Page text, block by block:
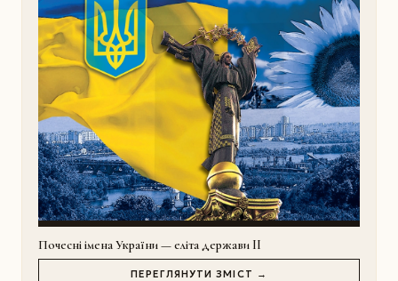
Почесні імена України — еліта держави II
ПЕРЕГЛЯНУТИ ЗМІСТ →